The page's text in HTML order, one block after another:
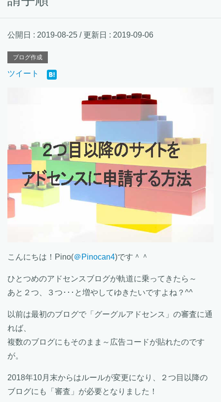
公開日 : 2019-08-25 / 更新日 : 2019-09-06
ブログ作成
ツイート
こんにちは！Pino(＠Pinocan4)です＾＾
ひとつめのアドセンスブログが軌道に乗ってきたら～
あと２つ、３つ･･･と増やしてゆきたいですよね？^^
以前は最初のブログで「グーグルアドセンス」の審査に通
れば、
複数のブログにもそのまま～広告コードが貼れたのです
が。
2018年10月末からはルールが変更になり、２つ目以降の
ブログにも「審査」が必要となりました！